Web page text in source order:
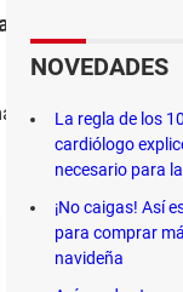
de
X1150, Lexmark
NOVEDADES
La regla de los
cardiólogo
necesario para
¡No caigas! Así
para comprar
navideña